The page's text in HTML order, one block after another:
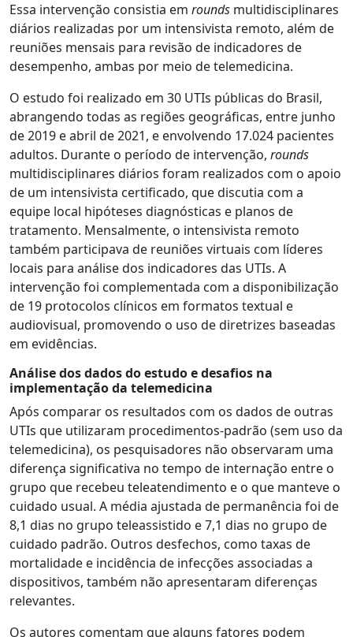
Essa intervenção consistia em rounds multidisciplinares
diários realizadas por um intensivista remoto, além de
reuniões mensais para revisão de indicadores de
desempenho, ambas por meio de telemedicina.
O estudo foi realizado em 30 UTIs públicas do Brasil,
abrangendo todas as regiões geográficas, entre junho
de 2019 e abril de 2021, e envolvendo 17.024 pacientes
adultos. Durante o período de intervenção, rounds
multidisciplinares diários foram realizados com o apoio
de um intensivista certificado, que discutia com a
equipe local hipóteses diagnósticas e planos de
tratamento. Mensalmente, o intensivista remoto
também participava de reuniões virtuais com líderes
locais para análise dos indicadores das UTIs. A
intervenção foi complementada com a disponibilização
de 19 protocolos clínicos em formatos textual e
audiovisual, promovendo o uso de diretrizes baseadas
em evidências.
Análise dos dados do estudo e desafios na
implementação da telemedicina
Após comparar os resultados com os dados de outras
UTIs que utilizaram procedimentos-padrão (sem uso da
telemedicina), os pesquisadores não observaram uma
diferença significativa no tempo de internação entre o
grupo que recebeu teleatendimento e o que manteve o
cuidado usual. A média ajustada de permanência foi de
8,1 dias no grupo teleassistido e 7,1 dias no grupo de
cuidado padrão. Outros desfechos, como taxas de
mortalidade e incidência de infecções associadas a
dispositivos, também não apresentaram diferenças
relevantes.
Os autores comentam que alguns fatores podem